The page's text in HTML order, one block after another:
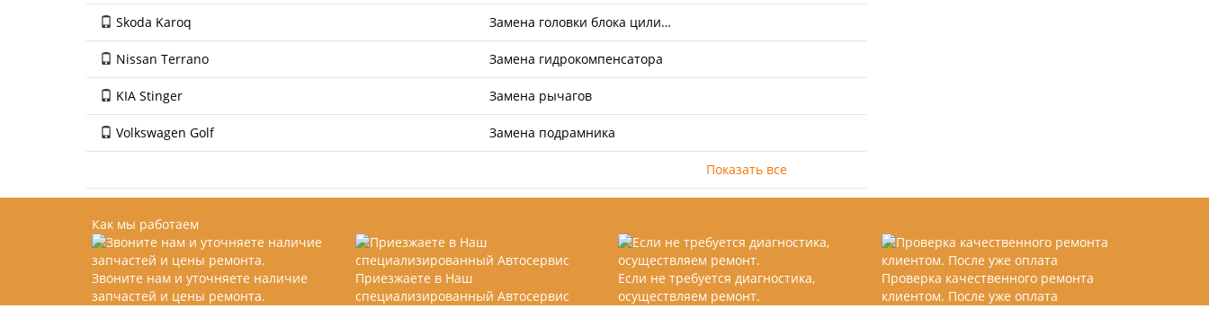
Skoda Karoq Замена головки блока цили…
Nissan Terrano Замена гидрокомпенсатора
KIA Stinger Замена рычагов
Volkswagen Golf Замена подрамника
Показать все
Как мы работаем
Звоните нам и уточняете наличие
запчастей и цены ремонта.
Приезжаете в Наш
специализированный Автосервис
Если не требуется диагностика,
осуществляем ремонт.
Проверка качественного ремонта
клиентом. После уже оплата